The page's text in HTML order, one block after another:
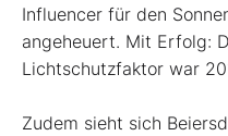
Influencer für den
angeheuert. Mit Erfolg:
Lichtschutzfaktor war
Zudem sieht sich